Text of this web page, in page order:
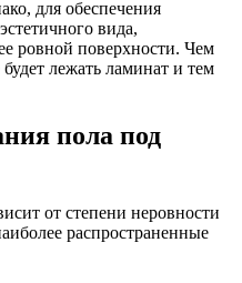
для обеспечения
вида,
ровной поверхности. Чем
лежать ламинат и тем
пола под
от степени неровности
распространенные